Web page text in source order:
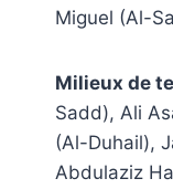
Miguel (Al-
Milieux de
Sadd), Ali
(Al-Duhail),
Abdulaziz